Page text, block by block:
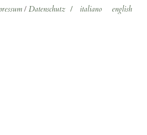
/ Datenschutz / italiano english